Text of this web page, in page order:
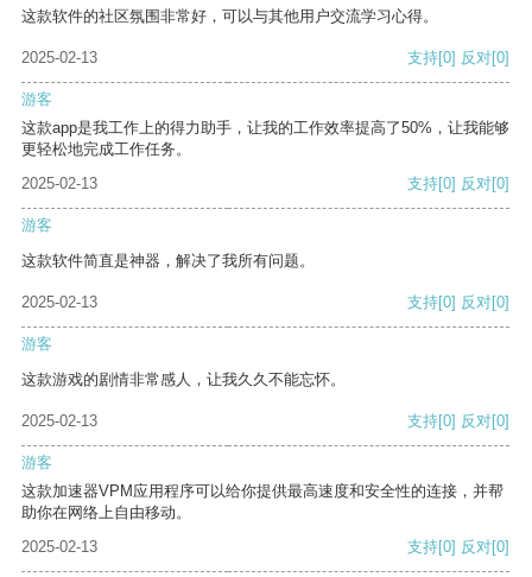
这款软件的社区氛围非常好，可以与其他用户交流学习心得。
2025-02-13 支持[0] 反对[0]
游客
这款app是我工作上的得力助手，让我的工作效率提高了50%，让我能够
更轻松地完成工作任务。
2025-02-13
支持[0] 反对[0]
游客
这款软件简直是神器，解决了我所有问题。
2025-02-13 支持[0] 反对[0]
游客
这款游戏的剧情非常感人，让我久久不能忘怀。
2025-02-13 支持[0] 反对[0]
游客
这款加速器VPM应用程序可以给你提供最高速度和安全性的连接，并帮
助你在网络上自由移动。
2025-02-13
支持[0] 反对[0]